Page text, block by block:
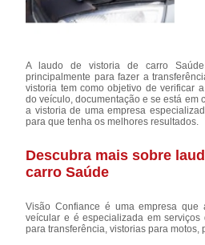
A laudo de vistoria de carro
principalmente para fazer a
vistoria tem como objetivo de verificar
do veículo, documentação e se está em
a vistoria de uma empresa
para que tenha os melhores resultados.
Descubra mais sobre
carro Saúde
Visão Confiance é uma empresa que
veícular e é especializada em serviços
para transferência, vistorias para motos,